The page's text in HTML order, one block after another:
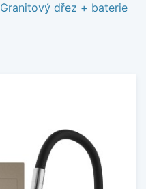
Granitový dřez + baterie